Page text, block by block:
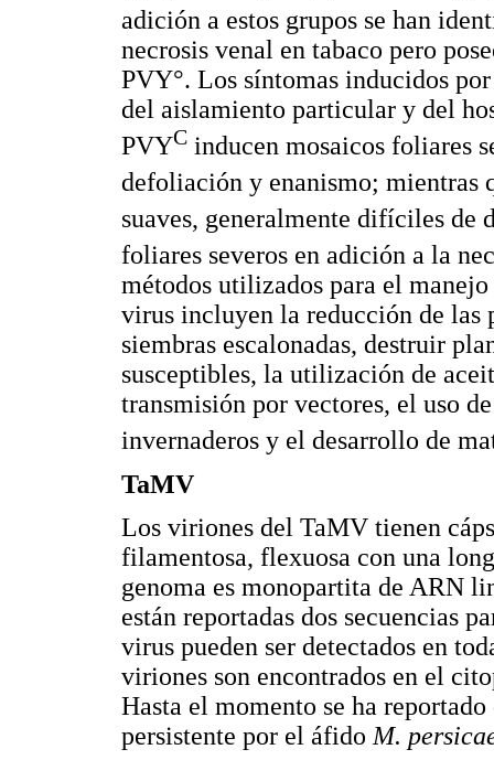
adición a estos grupos se han
necrosis venal en tabaco pero
PVY°. Los síntomas inducidos
del aislamiento particular y del
PVYC inducen mosaicos foliares
defoliación y enanismo; mientras
suaves, generalmente difíciles de
foliares severos en adición a la
métodos utilizados para el manejo
virus incluyen la reducción de las
siembras escalonadas, destruir
susceptibles, la utilización de
transmisión por vectores, el uso
invernaderos y el desarrollo de
TaMV
Los viriones del TaMV tienen
filamentosa, flexuosa con una
genoma es monopartita de ARN
están reportadas dos secuencias
virus pueden ser detectados en
viriones son encontrados en el
Hasta el momento se ha
persistente por el áfidoM.